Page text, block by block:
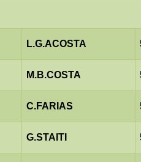
L.G.ACOSTA
M.B.COSTA
C.FARIAS
G.STAITI